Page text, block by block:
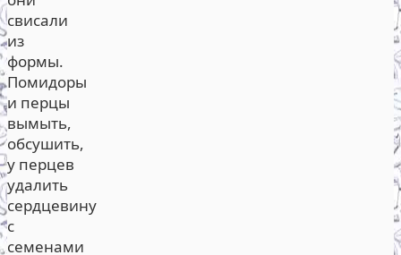
свисали
из
формы.
Помидоры
и перцы
вымыть,
обсушить,
у перцев
удалить
сердцевину
с
семенами